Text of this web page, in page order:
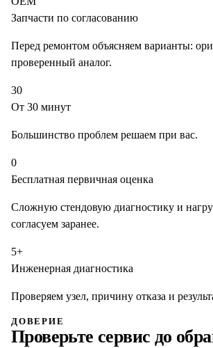
Запчасти по согласованию
Перед ремонтом объясняем варианты:
проверенный аналог.
30
От 30 минут
Большинство проблем решаем при вас.
0
Бесплатная первичная оценка
Сложную стендовую диагностику и
согласуем заранее.
5+
Инженерная диагностика
Проверяем узел, причину отказа и
ДОВЕРИЕ
Проверьте сервис до